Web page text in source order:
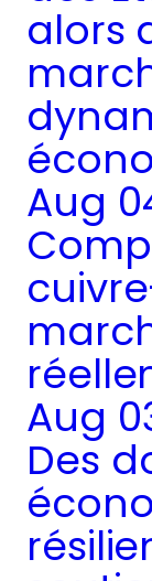
alors
Aug
Aug
Des